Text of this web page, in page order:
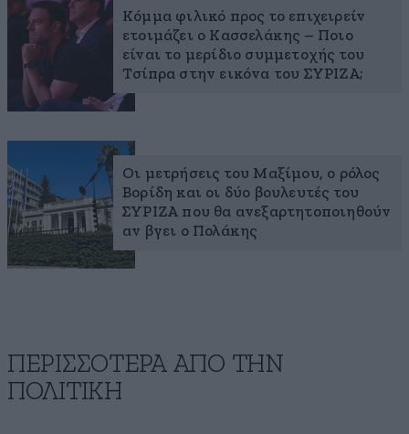
Κόμμα φιλικό προς το επιχειρείν
ετοιμάζει ο Κασσελάκης – Ποιο
είναι το μερίδιο συμμετοχής του
Τσίπρα στην εικόνα του ΣΥΡΙΖΑ;
Οι μετρήσεις του Μαξίμου, ο ρόλος
Βορίδη και οι δύο βουλευτές του
ΣΥΡΙΖΑ που θα ανεξαρτητοποιηθούν
αν βγει ο Πολάκης
ΠΕΡΙΣΣΟΤΕΡΑ ΑΠΟ ΤΗΝ
ΠΟΛΙΤΙΚΗ